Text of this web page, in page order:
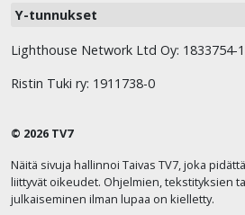
Y-tunnukset
Lighthouse Network Ltd Oy: 1833754-1
Ristin Tuki ry: 1911738-0
© 2026 TV7
Näitä sivuja hallinnoi Taivas TV7, joka
liittyvät oikeudet. Ohjelmien, tekstityksien
julkaiseminen ilman lupaa on kielletty.